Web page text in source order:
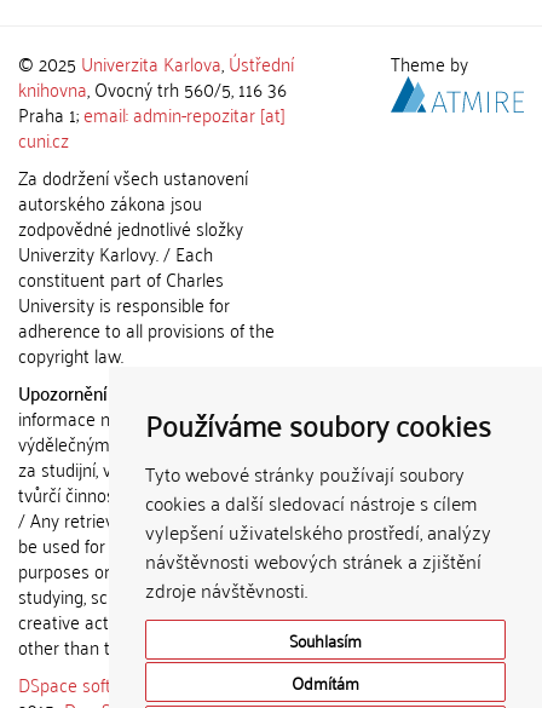
Používáme soubory cookies
Tyto webové stránky používají soubory
cookies a další sledovací nástroje s cílem
vylepšení uživatelského prostředí, analýzy
návštěvnosti webových stránek a zjištění
zdroje návštěvnosti.
Souhlasím
Odmítám
© 2025 Univerzita Karlova,Ústřední
knihovna, Ovocný trh 560/5, 116 36
Praha 1;email: admin-repozitar [at]
cuni.cz
Za dodržení všech ustanovení
autorského zákona jsou
zodpovědné jednotlivé složky
Univerzity Karlovy. / Each
constituent part of Charles
University is responsible for
adherence to all provisions of the
copyright law.
Upozornění / Notice:
informace nemohou být použity k
výdělečným účelům nebo vydávány
za studijní, vědeckou nebo jinou
tvůrčí činnost jiné osoby než autora.
/ Any retrieved information shall not
be used for any commercial
purposes or claimed as results of
studying, scientific or any other
creative activities of any person
other than the author.
DSpace software
copyright © 2002-
Theme by